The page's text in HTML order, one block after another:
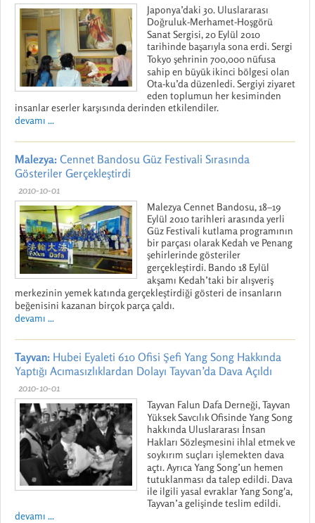
Japonya’daki 30. Uluslararası
Doğruluk-Merhamet-Hoşgörü
Sanat Sergisi, 20 Eylül 2010
tarihinde başarıyla sona erdi. Sergi
Tokyo şehrinin 700,000 nüfusa
sahip en büyük ikinci bölgesi olan
Ota-ku’da düzenledi. Sergiyi ziyaret
eden toplumun her kesiminden
insanlar eserler karşısında derinden etkilendiler.
devamı ...
Malezya: Cennet Bandosu Güz Festivali Sırasında
Gösteriler Gerçekleştirdi
2010-10-01
Malezya Cennet Bandosu, 18–19
Eylül 2010 tarihleri arasında yerli
Güz Festivali kutlama programının
bir parçası olarak Kedah ve Penang
şehirlerinde gösteriler
gerçekleştirdi. Bando 18 Eylül
akşamı Kedah’taki bir alışveriş
merkezinin yemek katında gerçekleştirdiği gösteri de insanların
beğenisini kazanan birçok parça çaldı.
devamı ...
Tayvan: Hubei Eyaleti 610 Ofisi Şefi Yang Song Hakkında
Yaptığı Acımasızlıklardan Dolayı Tayvan’da Dava Açıldı
2010-10-01
Tayvan Falun Dafa Derneği, Tayvan
Yüksek Savcılık Ofisinde Yang Song
hakkında Uluslararası İnsan
Hakları Sözleşmesini ihlal etmek ve
soykırım suçları işlemekten dava
açtı. Ayrıca Yang Song’un hemen
tutuklanması da talep edildi. Dava
ile ilgili yasal evraklar Yang Song'a,
Tayvan’a gelişinde teslim edildi.
devamı ...